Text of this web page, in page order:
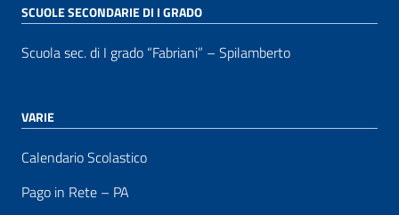
SCUOLE SECONDARIE DI I GRADO
Scuola sec. di I grado “Fabriani” – Spilamberto
VARIE
Calendario Scolastico
Pago in Rete – PA